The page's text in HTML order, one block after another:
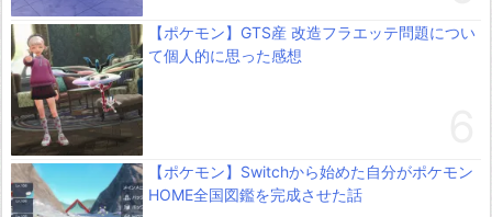
【ポケモン】GTS産 改造フラエッテ問題につい
て個人的に思った感想
【ポケモン】Switchから始めた自分がポケモン
HOME全国図鑑を完成させた話